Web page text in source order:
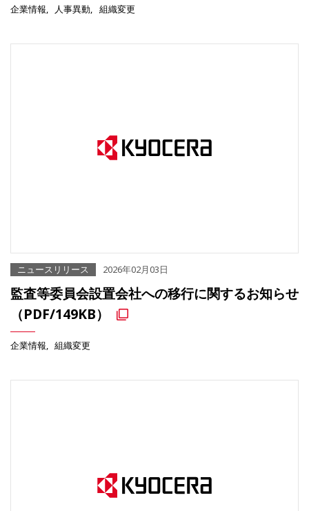
企業情報 人事異動 組織変更
ニュースリリース 2026年02月03日
監査等委員会設置会社への移行に関するお知らせ
（PDF/149KB）
企業情報 組織変更